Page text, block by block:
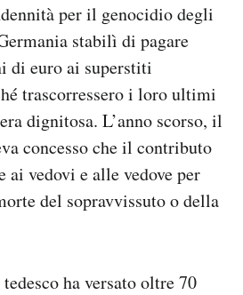
per il genocidio degli
stabilì di pagare
euro ai superstiti
trascorressero i loro ultimi
dignitosa. L’anno scorso, il
concesso che il contributo
ai vedovi e alle vedove per
del sopravvissuto o della
ha versato oltre 70